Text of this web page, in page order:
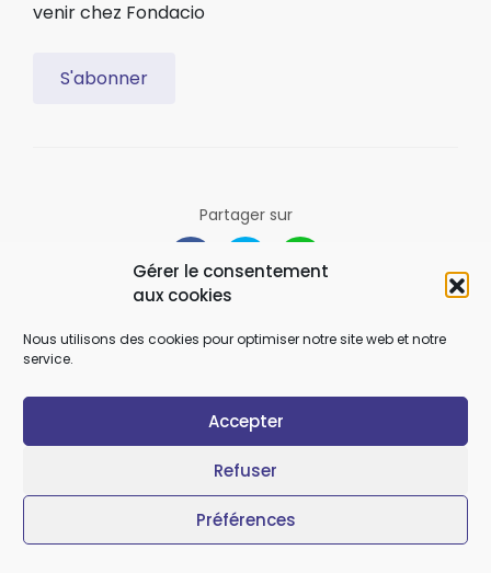
Gérer le consentement
aux cookies
Nous utilisons des cookies pour optimiser notre site web et notre
service.
Accepter
Refuser
Préférences
venir chez Fondacio
S'abonner
Partager sur
Des articles qui